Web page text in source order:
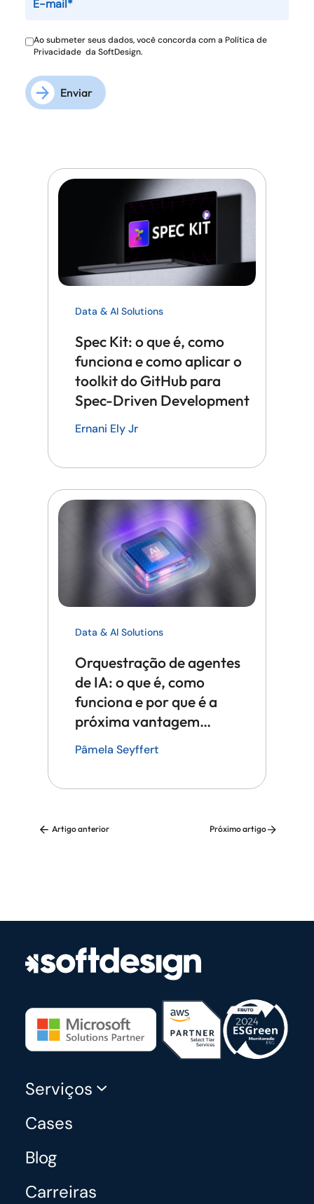
Ao submeter seus dados, você concorda com a Política de
Privacidade da SoftDesign.
Enviar
Data & AI Solutions
Spec Kit: o que é, como
funciona e como aplicar o
toolkit do GitHub para
Spec-Driven Development
Ernani Ely Jr
Data & AI Solutions
Orquestração de agentes
de IA: o que é, como
funciona e por que é a
próxima vantagem
competitiva em tecnologia
Pâmela Seyffert
Artigo anterior Próximo artigo
Serviços
Cases
Blog
Carreiras